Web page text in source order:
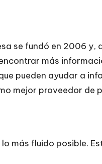
se fundó en 2006
más
pueden ayudar a
mejor proveedor de
más fluido posible.